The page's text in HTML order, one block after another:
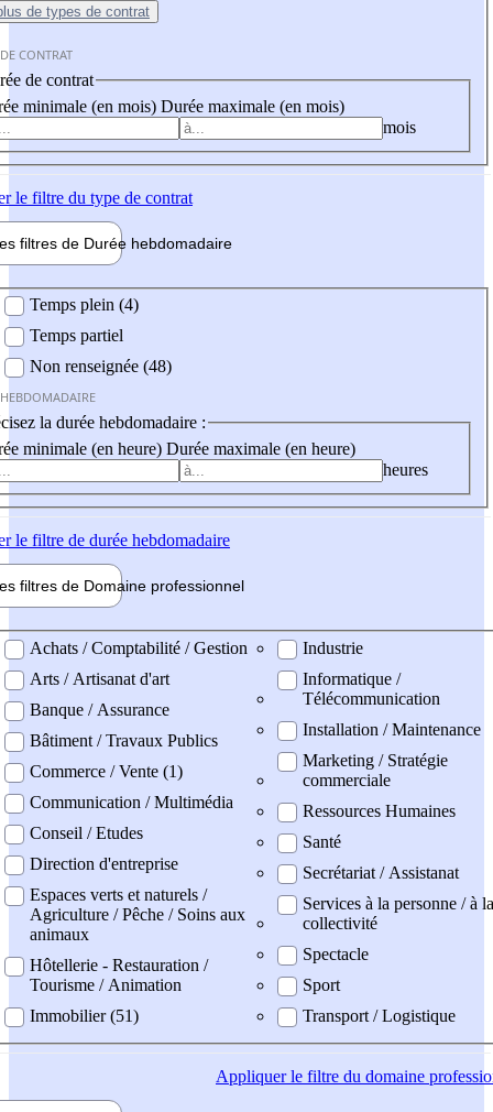
de types de contrat
CONTRAT
de contrat
minimale (en mois) Durée maximale (en mois)
mois
le filtre du type de contrat
filtres de Durée hebdomadaire
Temps plein (4)
Temps partiel
Non renseignée (48)
la durée hebdomadaire :
minimale (en heure) Durée maximale (en heure)
heures
le filtre de durée hebdomadaire
filtres de Domaine professionnel
professionel
Achats / Comptabilité / Gestion
Arts / Artisanat d'art
Banque / Assurance
Bâtiment / Travaux Publics
Commerce / Vente (1)
Communication / Multimédia
Conseil / Etudes
Direction d'entreprise
Espaces verts et naturels /
Agriculture / Pêche / Soins aux
animaux
Hôtellerie - Restauration /
Tourisme / Animation
Immobilier (51)
Industrie
Informatique /
Télécommunication
Installation / Maintenance
Marketing / Stratégie
commerciale
Ressources Humaines
Santé
Secrétariat / Assistanat
Services à la personne / à la
collectivité
Spectacle
Sport
Transport / Logistique
Appliquerle filtre du domaine